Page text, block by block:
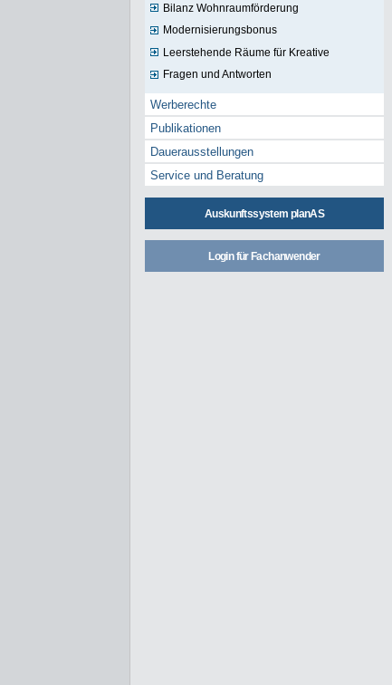
Bilanz Wohnraumförderung
Modernisierungsbonus
Leerstehende Räume für Kreative
Fragen und Antworten
Werberechte
Publikationen
Dauerausstellungen
Service und Beratung
Auskunftssystem planAS
Login für Fachanwender